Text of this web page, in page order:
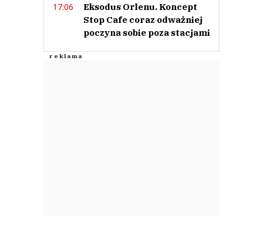
17:06
Eksodus Orlenu. Koncept
Stop Cafe coraz odważniej
poczyna sobie poza stacjami